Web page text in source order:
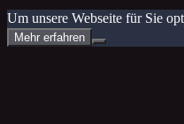
Um unsere Webseite für Sie
Mehr erfahren